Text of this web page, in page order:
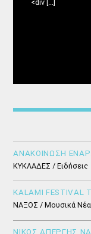
<div [...]
ΑΝΑΚΟΙΝΩΣΗ
ΚΥΚΛΑΔΕΣ / Ειδήσεις
KALAMI FESTIVAL
ΝΑΞΟΣ / Μουσικά Νέα
ΝΙΚΟΣ ΑΠΕΡΓΗΣ